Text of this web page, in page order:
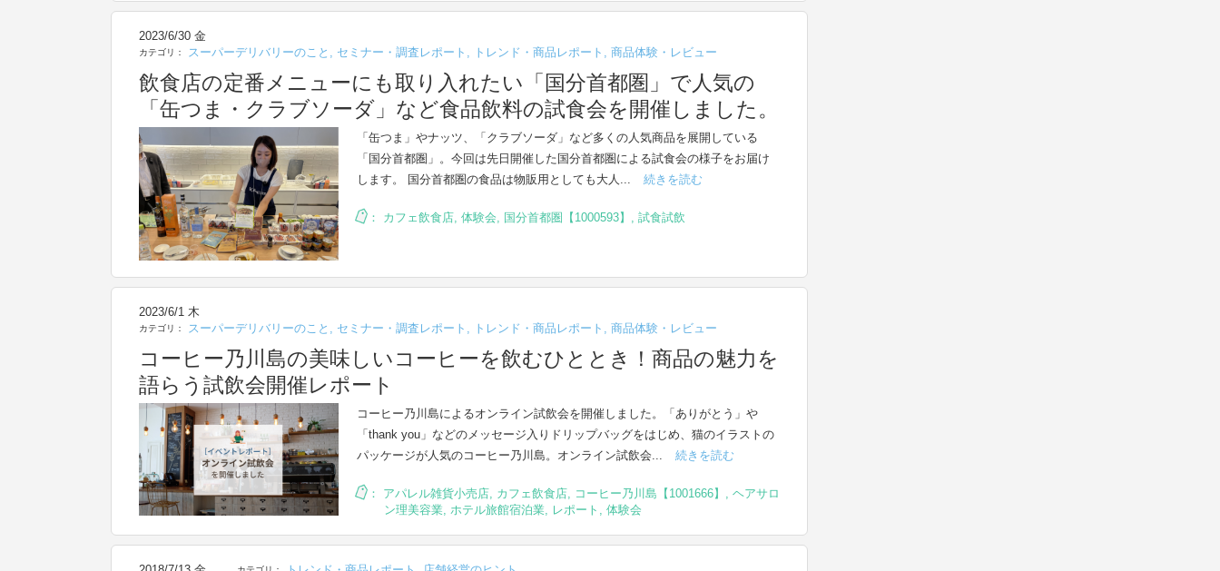
2023/6/30 金
カテゴリ： スーパーデリバリーのこと , セミナー・調査レポート , トレンド・商品レポート , 商品体験・レビュー
飲食店の定番メニューにも取り入れたい「国分首都圏」で人気の
「缶つま・クラブソーダ」など食品飲料の試食会を開催しました。
「缶つま」やナッツ、「クラブソーダ」など多くの人気商品を展開している
「国分首都圏」。今回は先日開催した国分首都圏による試食会の様子をお届け
します。 国分首都圏の食品は物販用としても大人...
続きを読む
： カフェ飲食店, 体験会, 国分首都圏【1000593】 , 試食試飲
2023/6/1 木
カテゴリ： スーパーデリバリーのこと セミナー・調査レポート トレンド・商品レポート 商品体験・レビュー
コーヒー乃川島の美味しいコーヒーを飲むひととき！商品の魅力を
語らう試飲会開催レポート
コーヒー乃川島によるオンライン試飲会を開催しました。「ありがとう」や
「thank you」などのメッセージ入りドリップバッグをはじめ、猫のイラストの
パッケージが人気のコーヒー乃川島。オンライン試飲会...
続きを読む
： アパレル雑貨小売店, カフェ飲食店, コーヒー乃川島【1001666】
ヘアサロ
ン理美容業
ホテル旅館宿泊業 レポート 体験会